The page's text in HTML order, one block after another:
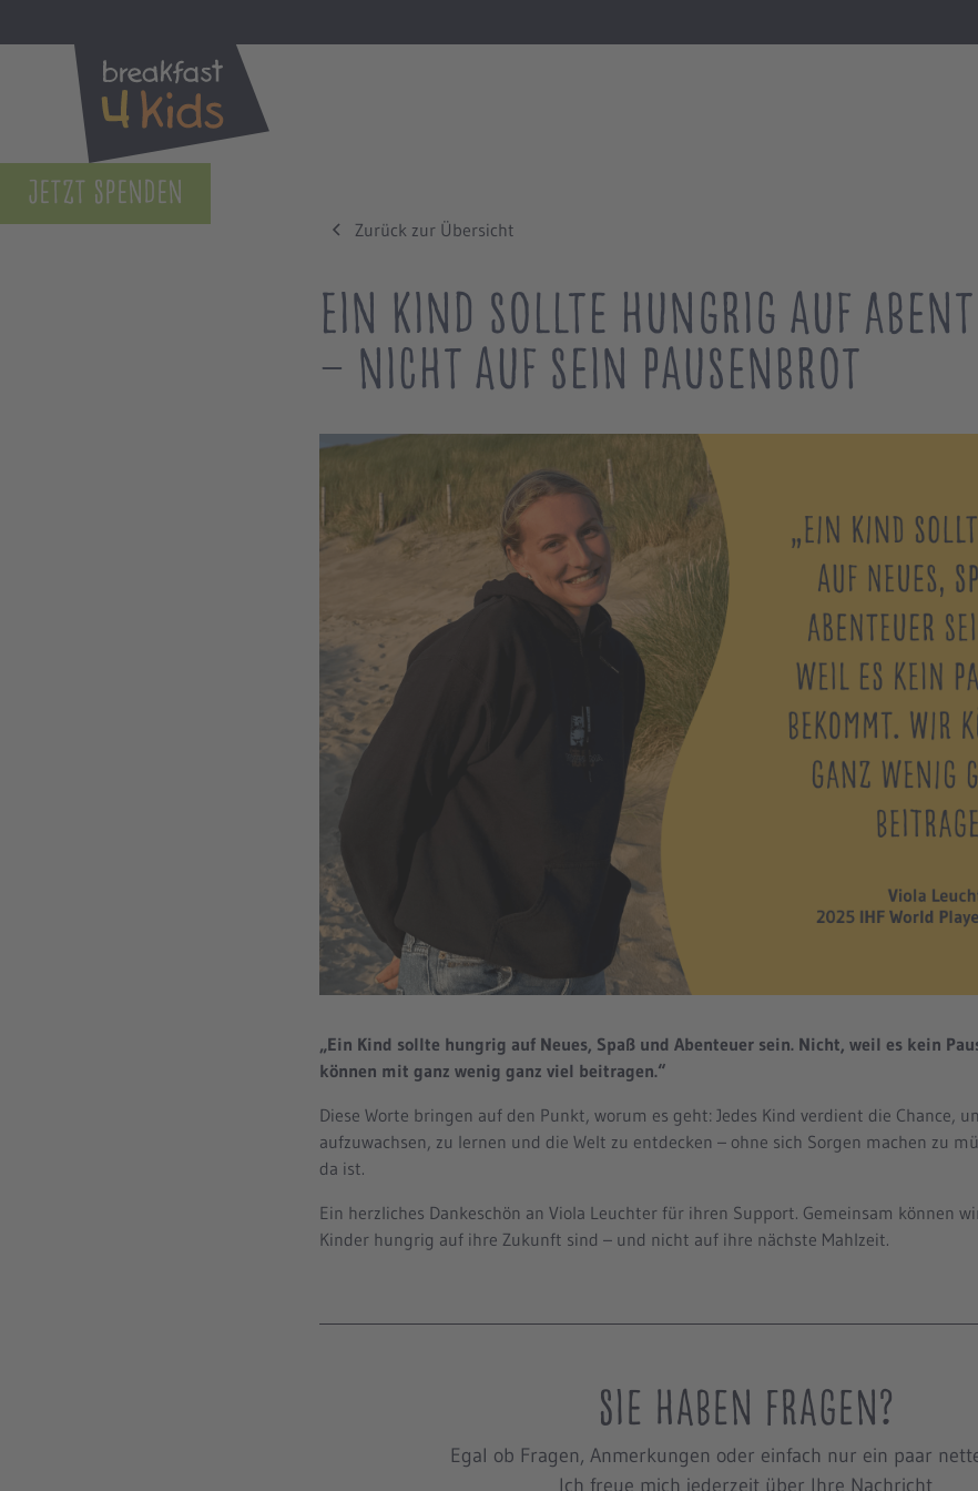
Jetzt Spenden
Zurück zur Übersicht
Ein Kind sollte hungrig auf
– nicht auf sein Pausenbrot
„Ein Kind sollte hungrig auf Neues, Spaß und Abenteuer sein. Nicht, weil es kein
können mit ganz wenig ganz viel beitragen.“
Diese Worte bringen auf den Punkt, worum es geht: Jedes Kind verdient die Chance,
aufzuwachsen, zu lernen und die Welt zu entdecken – ohne sich Sorgen machen zu
da ist.
Ein herzliches Dankeschön an Viola Leuchter für ihren Support. Gemeinsam können
Kinder hungrig auf ihre Zukunft sind – und nicht auf ihre nächste Mahlzeit.
Sie haben Fragen?
Egal ob Fragen, Anmerkungen oder einfach nur ein paar
Ich freue mich jederzeit über Ihre Nachricht